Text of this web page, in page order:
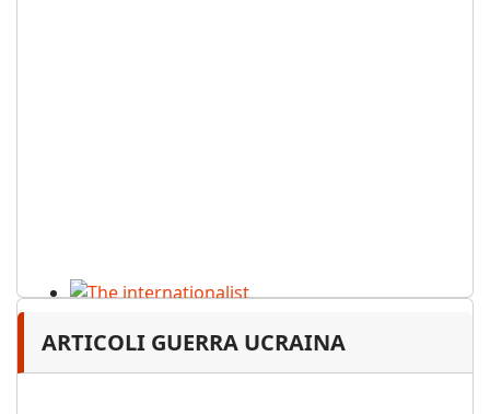
PDF n.12, 2026
ARTICOLI GUERRA UCRAINA